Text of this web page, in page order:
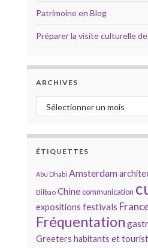
Patrimoine en Blog
Préparer la visite culturelle
ARCHIVES
Archives
ÉTIQUETTES
Abu Dhabi Amsterdam
Bilbao Chinecommunication
expositions festivals
Fréquentation
Greeters habitants et